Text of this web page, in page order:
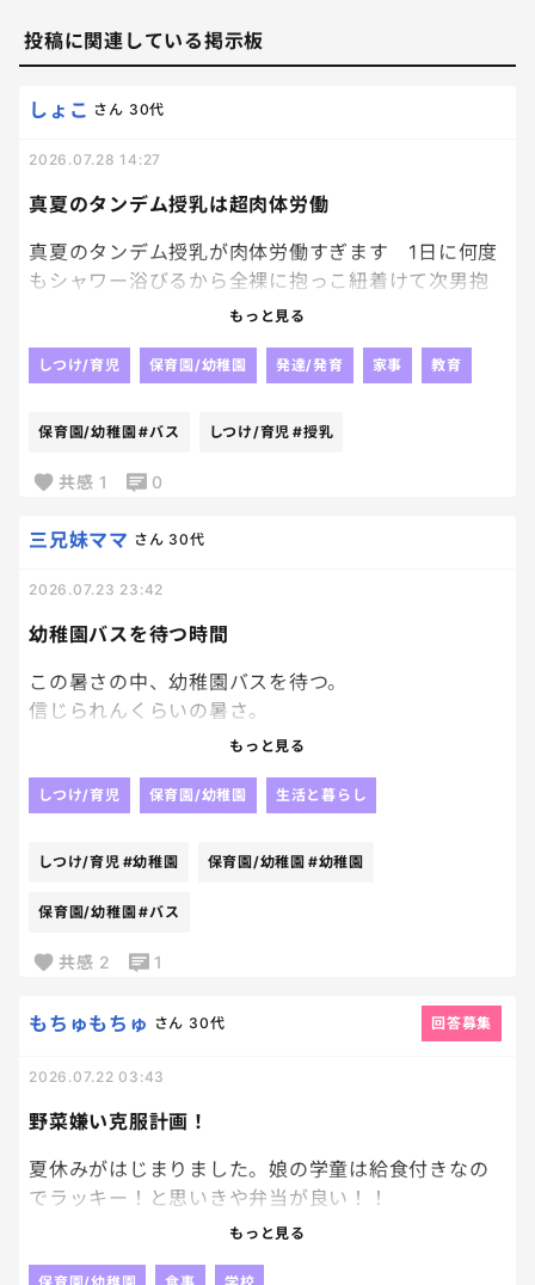
投稿に関連している掲示板
真夏のタンデム授乳は超肉体労働
しょこ さん 30代
2026.07.28 14:27
真夏のタンデム授乳が肉体労働すぎます 1日に何度
もシャワー浴びるから全裸に抱っこ紐着けて次男抱
いてその上からバスローブ一枚羽織って 次男は飲み
手を突っ込んで乳頭を突いて催促 同時に長男は乳
いをプルプル 優しいねーと思いながらも次男のヨ
度は長男が鷲掴みしてプルンプルンさせて遊びま
なってぶっ倒れてます 喝を下さい！
もっと見る
しつけ/育児 保育園/幼稚園 発達/発育 家事 教育
保育園/幼稚園 #バス しつけ/育児 #授乳
共感 1 0
幼稚園バスを待つ時間
三兄妹ママ さん 30代
2026.07.23 23:42
この暑さの中、幼稚園バスを待つ。
信じられんくらいの暑さ。
立ってるだけで汗がだらだら、、、、
だから、GPSを付けてくれって言ってんねん。
ー。
やっと夏休み突入した末っ子だが、また来週から夏
幼稚園様、ありがとう。
もっと見る
しつけ/育児 保育園/幼稚園 生活と暮らし
しつけ/育児 #幼稚園 保育園/幼稚園 #幼稚園
保育園/幼稚園 #バス
共感 2 1
野菜嫌い克服計画！
もちゅもちゅ さん 30代 回答募集
2026.07.22 03:43
夏休みがはじまりました。娘の学童は給食付きなの
でラッキー！と思いきや弁当が良い！！
と、、、。 娘は好き嫌いが多く、食べられるおか
もっと見る